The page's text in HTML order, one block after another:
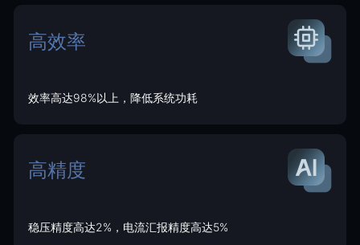
高效率
效率高达98%以上，降低系统功耗
高精度
稳压精度高达2%，电流汇报精度高达5%